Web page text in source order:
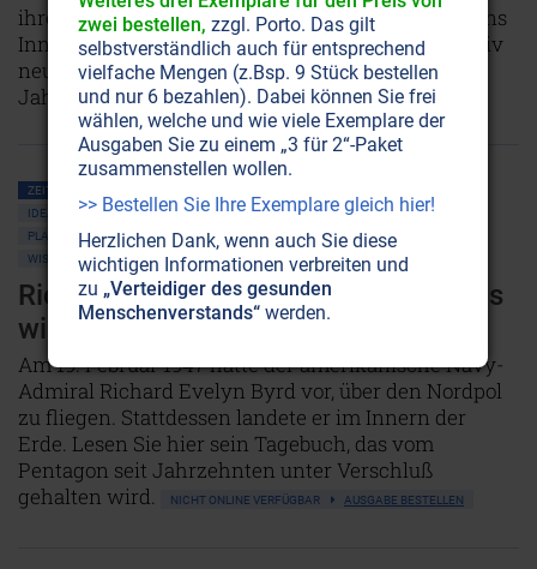
ihren Polen befinden sich riesige Öffnungen, die ins
Innere des Planeten führen. Diese Fotos sind relativ
neu, doch das Wissen um eine hohle Erde reicht
Jahrtausende zurück.Weiterlesen...
ZEITENSCHRIFT NR. 1, S.13
IDEALE WELTEN • GARTEN EDEN
UFOS SHAMBALLAH
UTOPIA
PLANET ERDE • UMWELTSCHUTZ
ATOMSPALTUNG • RADIOAKTIVITÄT
WISSENSCHAFT UND ETHIK
Richard E. Byrd: "Nein!!! Es schaut aus
wie ein Mammut!"
Am 19. Februar 1947 hatte der amerikanische Navy-
Admiral Richard Evelyn Byrd vor, über den Nordpol
zu fliegen. Stattdessen landete er im Innern der
Erde. Lesen Sie hier sein Tagebuch, das vom
Pentagon seit Jahrzehnten unter Verschluß
gehalten wird.
NICHT ONLINE VERFÜGBAR AUSGABE BESTELLEN
zwei bestellen, zzgl. Porto. Das gilt
selbstverständlich auch für entsprechend
vielfache Mengen (z.Bsp. 9 Stück bestellen
und nur 6 bezahlen). Dabei können Sie frei
wählen, welche und wie viele Exemplare der
Ausgaben Sie zu einem „3 für 2“-Paket
zusammenstellen wollen.
>> Bestellen Sie Ihre Exemplare gleich hier!
Herzlichen Dank, wenn auch Sie diese
wichtigen Informationen verbreiten und
zu „Verteidiger des gesunden
Menschenverstands“ werden.